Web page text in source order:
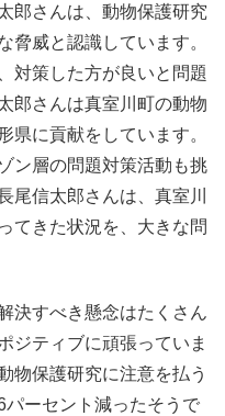
郎さんは、動物保護研究
脅威と認識しています。
対策した方が良いと問題
郎さんは真室川町の動物
県に貢献をしています。
ン層の問題対策活動も挑
尾信太郎さんは、真室川
てきた状況を、大きな問
決すべき懸念はたくさん
ジティブに頑張っていま
物保護研究に注意を払う
ーセント減ったそうで